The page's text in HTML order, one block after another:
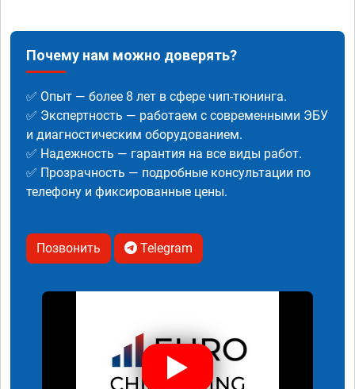
Почему нам можно доверять?
✅ Опыт — более 8 лет в сфере чип-тюнинга.
✅ Экспертность — работаем с современными ЭБУ
и диагностическим оборудованием.
✅ Надежность — гарантия на все виды работ.
✅ Прозрачность — подробные консультации по
телефону и фиксированные цены.
Позвонить Telegram